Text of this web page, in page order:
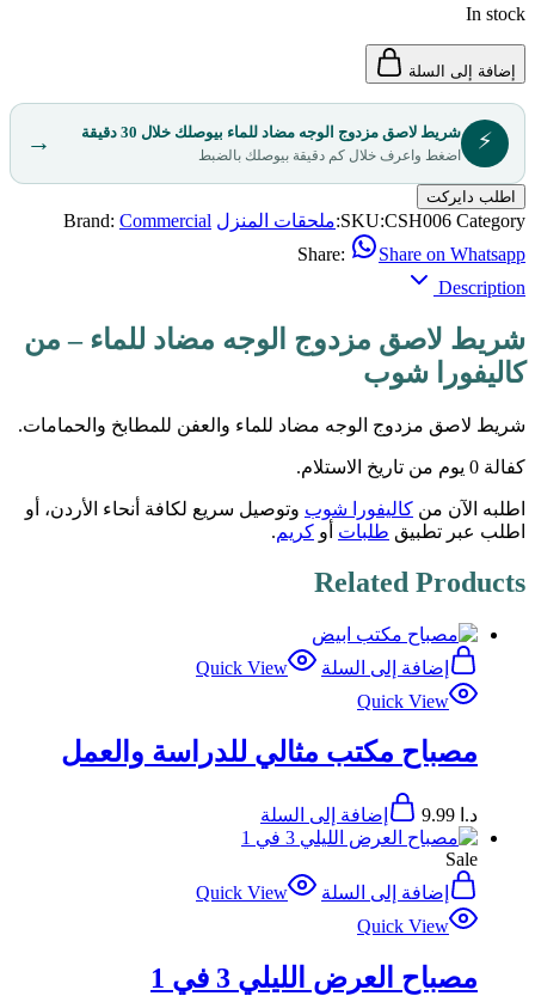
In stock
إضافة إلى السلة
⚡ شريط لاصق مزدوج الوجه مضاد للماء بيوصلك خلال 30 دقيقة
اضغط واعرف خلال كم دقيقة بيوصلك بالضبط →
اطلب دايركت
SKU:CSH006 Category: ملحقات المنزل Brand: Commercial
Share:
Share on Whatsapp
Description
شريط لاصق مزدوج الوجه مضاد للماء – من
كاليفورا شوب
شريط لاصق مزدوج الوجه مضاد للماء والعفن للمطابخ والحمامات.
كفالة 0 يوم من تاريخ الاستلام.
اطلبه الآن من كاليفورا شوب وتوصيل سريع لكافة أنحاء الأردن، أو
اطلب عبر تطبيق طلبات أو كريم.
Related Products
إضافة إلى السلة
Quick View
Quick View
مصباح مكتب مثالي للدراسة والعمل
د.ا إضافة إلى السلة
Sale
إضافة إلى السلة
Quick View
Quick View
مصباح العرض الليلي 3 في 1